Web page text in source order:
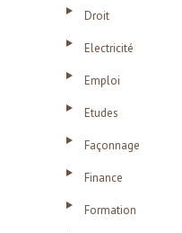
Droit
Electricité
Emploi
Etudes
Façonnage
Finance
Formation